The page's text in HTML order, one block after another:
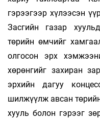
гэрээгээр хүлээсэн
Засгийн газар
төрийн өмчийг
олгосон эрх
хөрөнгийг захиран
эрхийн дагуу
шилжүүлж авсан
хууль болон гэрээг